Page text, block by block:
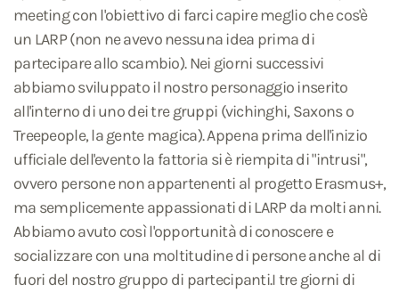
meeting con l'obiettivo di farci capire meglio che cos'è
un LARP (non ne avevo nessuna idea prima di
partecipare allo scambio). Nei giorni successivi
abbiamo sviluppato il nostro personaggio inserito
all'interno di uno dei tre gruppi (vichinghi, Saxons o
Treepeople, la gente magica). Appena prima dell'inizio
ufficiale dell'evento la fattoria si è riempita di "intrusi",
ovvero persone non appartenenti al progetto Erasmus+,
ma semplicemente appassionati di LARP da molti anni.
Abbiamo avuto così l'opportunità di conoscere e
socializzare con una moltitudine di persone anche al di
fuori del nostro gruppo di partecipanti.I tre giorni di